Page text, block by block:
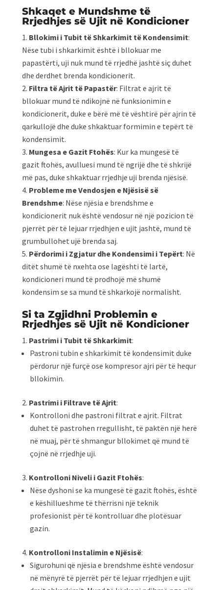
Shkaqet e Mundshme të
Rrjedhjes së Ujit në Kondicioner
Bllokimi i Tubit të Shkarkimit të Kondensimit:
Nëse tubi i shkarkimit është i bllokuar me
papastërti, uji nuk mund të rrjedhë jashtë siç duhet
dhe derdhet brenda kondicionerit.
Filtra të Ajrit të Papastër: Filtrat e ajrit të
bllokuar mund të ndikojnë në funksionimin e
kondicionerit, duke e bërë më të vështirë për ajrin të
qarkullojë dhe duke shkaktuar formimin e tepërt të
kondensimit.
Mungesa e Gazit Ftohës: Kur ka mungesë të
gazit ftohës, avulluesi mund të ngrijë dhe të shkrijë
më pas, duke shkaktuar rrjedhje uji brenda njësisë.
Probleme me Vendosjen e Njësisë së
Brendshme: Nëse njësia e brendshme e
kondicionerit nuk është vendosur në një pozicion të
pjerrët për të lejuar rrjedhjen e ujit jashtë, mund të
grumbullohet ujë brenda saj.
Përdorimi i Zgjatur dhe Kondensimi i Tepërt: Në
ditët shumë të nxehta ose lagështi të lartë,
kondicioneri mund të prodhojë më shumë
kondensim se sa mund të shkarkojë normalisht.
Si ta Zgjidhni Problemin e
Rrjedhjes së Ujit në Kondicioner
Pastrimi i Tubit të Shkarkimit:
Pastroni tubin e shkarkimit të kondensimit duke
përdorur një furçë ose kompresor ajri për të hequr
bllokimin.
Pastrimi i Filtrave të Ajrit:
Kontrolloni dhe pastroni filtrat e ajrit. Filtrat
duhet të pastrohen rregullisht, të paktën një herë
në muaj, për të shmangur bllokimet që mund të
çojnë në rrjedhje uji.
Kontrolloni Niveli i Gazit Ftohës:
Nëse dyshoni se ka mungesë të gazit ftohës, është
e këshillueshme të thërrisni një teknik
profesionist për të kontrolluar dhe plotësuar
gazin.
Kontrolloni Instalimin e Njësisë:
Sigurohuni që njësia e brendshme është vendosur
në mënyrë të pjerrët për të lejuar rrjedhjen e ujit